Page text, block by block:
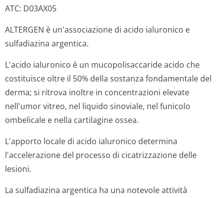
ATC: D03AX05
ALTERGEN è un'associazione di acido ialuronico e
sulfadiazina argentica.
L'acido ialuronico è un mucopolisaccaride acido che
costituisce oltre il 50% della sostanza fondamentale del
derma; si ritrova inoltre in concentrazioni elevate
nell'umor vitreo, nel liquido sinoviale, nel funicolo
ombelicale e nella cartilagine ossea.
L'apporto locale di acido ialuronico determina
l'accelerazione del processo di cicatrizzazione delle
lesioni.
La sulfadiazina argentica ha una notevole attività